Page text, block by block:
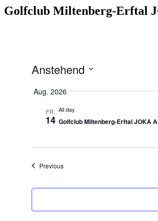
Golfclub Miltenberg-Erftal
Anstehend
date.
Aug. 2026
FR.
14
All day
Golfclub Miltenberg-Erftal JOKA
PreviousVeranstaltungen